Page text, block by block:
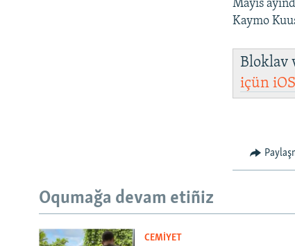
Mayıs
Kaymo
Bloklav
içüniOS
Oqumağa devam etiñiz
CEMİYET